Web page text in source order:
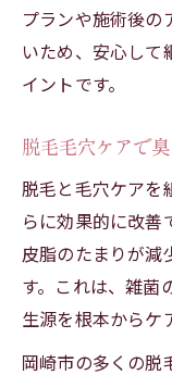
プランや施術後の
いため、安心して
イントです。
脱毛毛穴ケアで
脱毛と毛穴ケアを
らに効果的に改善
皮脂のたまりが減
す。これは、雑菌
生源を根本からケ
岡崎市の多くの脱